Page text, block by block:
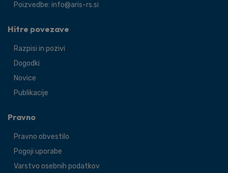
Poizvedbe: info@aris-rs.si
Hitre povezave
Razpisi in pozivi
Dogodki
Novice
Publikacije
Pravno
Pravno obvestilo
Pogoji uporabe
Varstvo osebnih podatkov